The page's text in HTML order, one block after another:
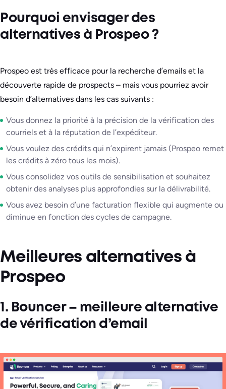
Pourquoi envisager des
alternatives à Prospeo ?
Prospeo est très efficace pour la recherche d’emails et la
découverte rapide de prospects – mais vous pourriez avoir
besoin d’alternatives dans les cas suivants :
Vous donnez la priorité à la précision de la vérification des
courriels et à la réputation de l’expéditeur.
Vous voulez des crédits qui n’expirent jamais (Prospeo remet
les crédits à zéro tous les mois).
Vous consolidez vos outils de sensibilisation et souhaitez
obtenir des analyses plus approfondies sur la délivrabilité.
Vous avez besoin d’une facturation flexible qui augmente ou
diminue en fonction des cycles de campagne.
Meilleures alternatives à
Prospeo
1. Bouncer – meilleure alternative
de vérification d’email